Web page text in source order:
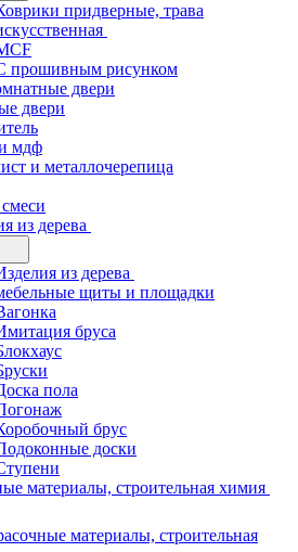
придверные, трава
прошивным рисунком
двери
двери
мдф
и металлочерепица
из дерева
из дерева
щиты и площадки
бруса
пола
брус
доски
материалы, строительная химия
материалы, строительная